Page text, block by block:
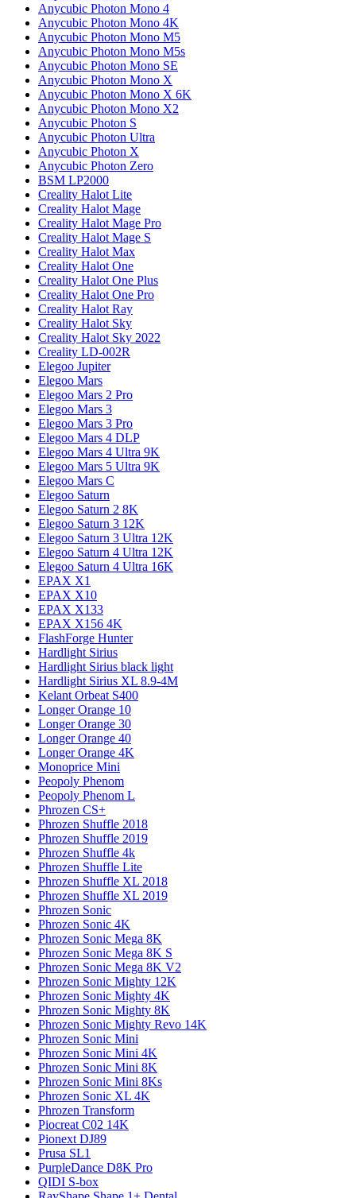
Anycubic Photon Mono 4
Anycubic Photon Mono 4K
Anycubic Photon Mono M5
Anycubic Photon Mono M5s
Anycubic Photon Mono SE
Anycubic Photon Mono X
Anycubic Photon Mono X 6K
Anycubic Photon Mono X2
Anycubic Photon S
Anycubic Photon Ultra
Anycubic Photon X
Anycubic Photon Zero
BSM LP2000
Creality Halot Lite
Creality Halot Mage
Creality Halot Mage Pro
Creality Halot Mage S
Creality Halot Max
Creality Halot One
Creality Halot One Plus
Creality Halot One Pro
Creality Halot Ray
Creality Halot Sky
Creality Halot Sky 2022
Creality LD-002R
Elegoo Jupiter
Elegoo Mars
Elegoo Mars 2 Pro
Elegoo Mars 3
Elegoo Mars 3 Pro
Elegoo Mars 4 DLP
Elegoo Mars 4 Ultra 9K
Elegoo Mars 5 Ultra 9K
Elegoo Mars C
Elegoo Saturn
Elegoo Saturn 2 8K
Elegoo Saturn 3 12K
Elegoo Saturn 3 Ultra 12K
Elegoo Saturn 4 Ultra 12K
Elegoo Saturn 4 Ultra 16K
EPAX X1
EPAX X10
EPAX X133
EPAX X156 4K
FlashForge Hunter
Hardlight Sirius
Hardlight Sirius black light
Hardlight Sirius XL 8.9-4M
Kelant Orbeat S400
Longer Orange 10
Longer Orange 30
Longer Orange 40
Longer Orange 4K
Monoprice Mini
Peopoly Phenom
Peopoly Phenom L
Phrozen CS+
Phrozen Shuffle 2018
Phrozen Shuffle 2019
Phrozen Shuffle 4k
Phrozen Shuffle Lite
Phrozen Shuffle XL 2018
Phrozen Shuffle XL 2019
Phrozen Sonic
Phrozen Sonic 4K
Phrozen Sonic Mega 8K
Phrozen Sonic Mega 8K S
Phrozen Sonic Mega 8K V2
Phrozen Sonic Mighty 12K
Phrozen Sonic Mighty 4K
Phrozen Sonic Mighty 8K
Phrozen Sonic Mighty Revo 14K
Phrozen Sonic Mini
Phrozen Sonic Mini 4K
Phrozen Sonic Mini 8K
Phrozen Sonic Mini 8Ks
Phrozen Sonic XL 4K
Phrozen Transform
Piocreat C02 14K
Pionext DJ89
Prusa SL1
PurpleDance D8K Pro
QIDI S-box